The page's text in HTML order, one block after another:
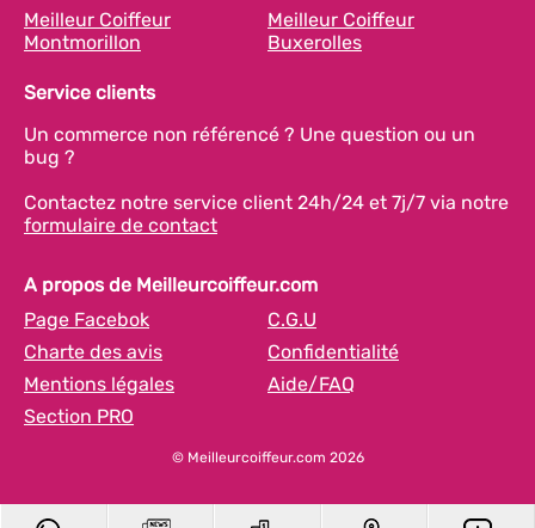
Meilleur Coiffeur
Montmorillon
Meilleur Coiffeur
Buxerolles
Service clients
Un commerce non référencé ? Une question ou un
bug ?
Contactez notre service client 24h/24 et 7j/7 via notre
formulaire de contact
A propos de Meilleurcoiffeur.com
Page Facebok
C.G.U
Charte des avis
Confidentialité
Mentions légales
Aide/FAQ
Section PRO
© Meilleurcoiffeur.com 2026